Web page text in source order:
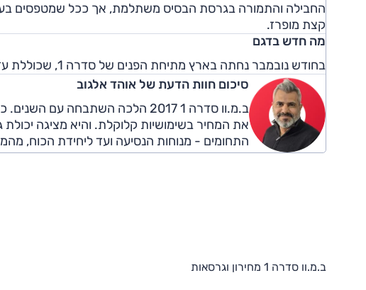
החבילה והתמורה בגרסת הבסיס משתלמת, אך ככל שמטפסים בעץ
קצת מופרז.
מה חדש בדגם
בחודש נובמבר נחתה בארץ מתיחת הפנים של סדרה 1, שכוללת עדכוני ציוד, עיצוב ואבזור בטיחות.
סיכום חוות הדעת של אוהד אלגוב
ב.מ.וו סדרה 1 2017 הלכה השתבחה
את המחיר בשימושיות קלוקלת. והיא מציגה
התחומים - מנוחות הנסיעה ועד ליחידת הכוח,
ב.מ.וו סדרה 1 מחירון וגרסאות